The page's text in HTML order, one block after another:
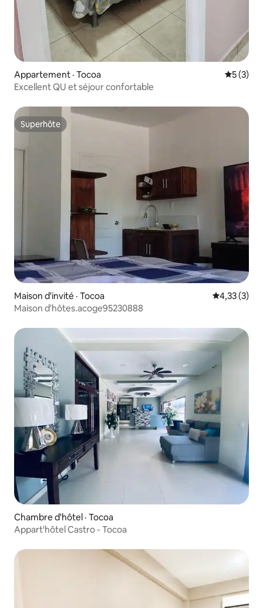
Appartement · Tocoa Note
5 (3)
Excellent QU et séjour confortable
Superhôte
Superhôte
Maison d'invité · Tocoa Note
4,33 (3)
Maison d'hôtes.acoge95230888
Chambre d'hôtel · Tocoa
Appart'hôtel Castro - Tocoa